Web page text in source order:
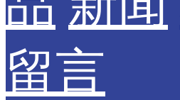
留言